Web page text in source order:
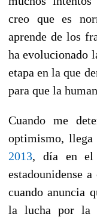
creo que es
aprende de los
ha evolucionado
etapa en la que
para que la
Cuando me
optimismo,
2013, día en el
estadounidense
cuando anuncia
la lucha por la